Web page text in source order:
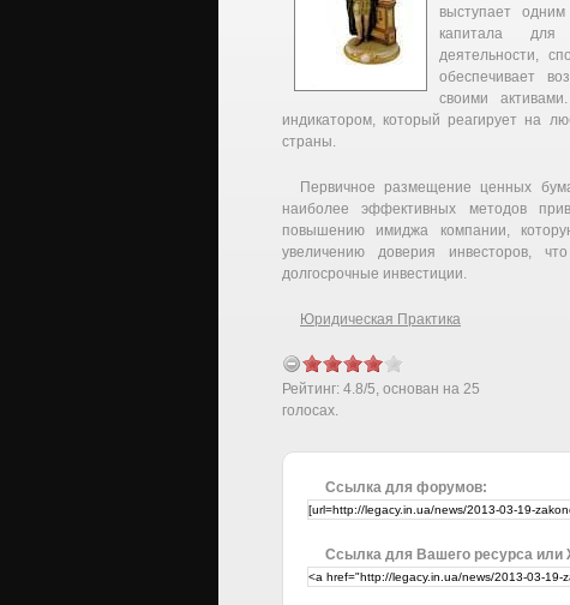
выступает
капитала для
деятельности,
обеспечивает
своими
индикатором, который реагирует на
страны.
Первичное размещение ценных
наиболее эффективных методов
повышению имиджа компании,
увеличению доверия инвесторов,
долгосрочные инвестиции.
Юридическая Практика
Рейтинг: 4.8/5, основан на 25
голосах.
Ссылка для форумов:
Ссылка для Вашего ресурса